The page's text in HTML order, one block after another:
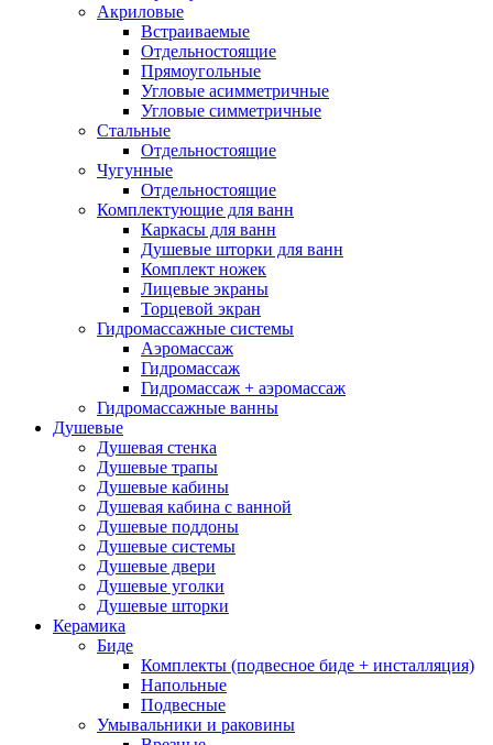
Душевые поддоны
Душевые системы
Душевые двери
Душевые уголки(34)
Душевые шторки(0)
Керамика
Биде(23)
инсталляция)
Напольные
Умывальники и раковины
Врезные(1) Мебельные
Накладные
Настенные и подвесные
На пьедесталах
Унитазы(118)
Комплектующие
Инсталляции для унитазов
Комплекты (подвесной унитаз +
Комплекты (приставной унитаз +
инсталляция)
Напольные
Приставные
Смесители(166)
Смесители для гигиенического душа
Смесители для биде
Смесители для ванны
Смесители для умывальника(39)
Душевые системы
Акриловые
Встраиваемые
Отдельностоящие
Прямоугольные
Угловые асимметричные
Угловые симметричные
Стальные
Отдельностоящие
Чугунные
Отдельностоящие
Комплектующие для ванн
Каркасы для ванн
Душевые шторки для ванн
Комплект ножек
Лицевые экраны
Торцевой экран
Гидромассажные системы
Аэромассаж
Гидромассаж
Гидромассаж + аэромассаж
Гидромассажные ванны
Душевые
Душевая стенка
Душевые трапы
Душевые кабины
Душевая кабина с ванной
Душевые поддоны
Душевые системы
Душевые двери
Душевые уголки
Душевые шторки
Керамика
Биде
Комплекты (подвесное биде + инсталляция)
Напольные
Подвесные
Умывальники и раковины